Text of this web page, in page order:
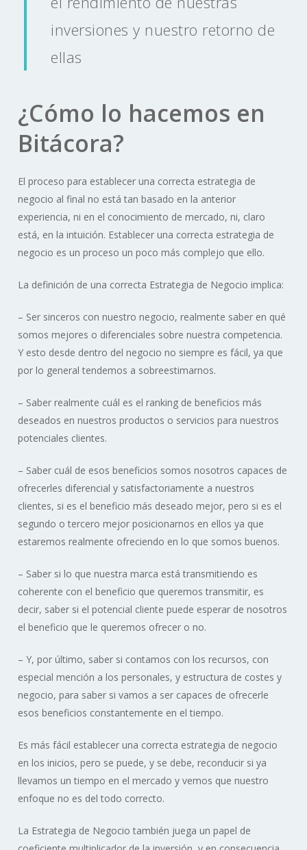
inversiones y nuestro retorno de
ellas
¿Cómo lo hacemos en
Bitácora?
El proceso para establecer una correcta estrategia de
negocio al final no está tan basado en la anterior
experiencia, ni en el conocimiento de mercado, ni, claro
está, en la intuición. Establecer una correcta estrategia de
negocio es un proceso un poco más complejo que ello.
La definición de una correcta Estrategia de Negocio implica:
– Ser sinceros con nuestro negocio, realmente saber en qué
somos mejores o diferenciales sobre nuestra competencia.
Y esto desde dentro del negocio no siempre es fácil, ya que
por lo general tendemos a sobreestimarnos.
– Saber realmente cuál es el ranking de beneficios más
deseados en nuestros productos o servicios para nuestros
potenciales clientes.
– Saber cuál de esos beneficios somos nosotros capaces de
ofrecerles diferencial y satisfactoriamente a nuestros
clientes, si es el beneficio más deseado mejor, pero si es el
segundo o tercero mejor posicionarnos en ellos ya que
estaremos realmente ofreciendo en lo que somos buenos.
– Saber si lo que nuestra marca está transmitiendo es
coherente con el beneficio que queremos transmitir, es
decir, saber si el potencial cliente puede esperar de nosotros
el beneficio que le queremos ofrecer o no.
– Y, por último, saber si contamos con los recursos, con
especial mención a los personales, y estructura de costes y
negocio, para saber si vamos a ser capaces de ofrecerle
esos beneficios constantemente en el tiempo.
Es más fácil establecer una correcta estrategia de negocio
en los inicios, pero se puede, y se debe, reconducir si ya
llevamos un tiempo en el mercado y vemos que nuestro
enfoque no es del todo correcto.
La Estrategia de Negocio también juega un papel de